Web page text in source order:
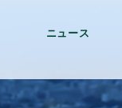
ニュース